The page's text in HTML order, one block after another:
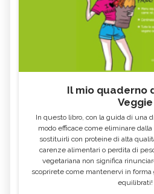
Il mio quaderno
Veggie
In questo libro, con la guida di una
modo efficace come eliminare
sostituirli con proteine di alta
carenze alimentari o perdita di
vegetariana non significa
scoprirete come mantenervi in
equilibrati!